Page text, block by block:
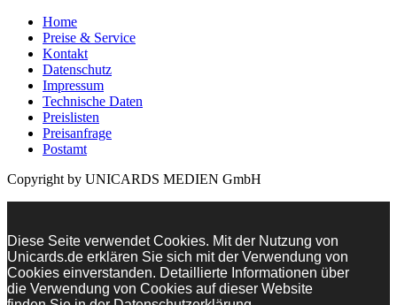
Home
Preise & Service
Kontakt
Datenschutz
Impressum
Technische Daten
Preislisten
Preisanfrage
Postamt
Copyright by UNICARDS MEDIEN GmbH
Diese Seite verwendet Cookies. Mit der Nutzung von
Unicards.de erklären Sie sich mit der Verwendung von
Cookies einverstanden. Detaillierte Informationen über
die Verwendung von Cookies auf dieser Website